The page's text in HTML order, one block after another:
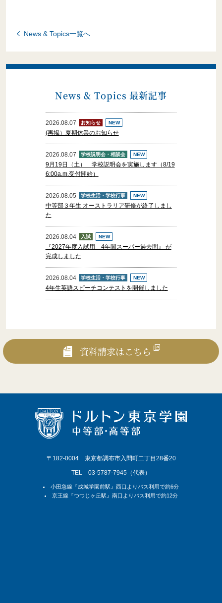
News & Topics一覧へ
News & Topics 最新記事
2026.08.07 お知らせ NEW
(再掲）夏期休業のお知らせ
2026.08.07 学校説明会・相談会 NEW
9月19日（土） 学校説明会を実施します（8/19
6:00a.m.受付開始）
2026.08.05 学校生活・学校行事 NEW
中等部３年生 オーストラリア研修が終了しまし
た
2026.08.04 入試 NEW
『2027年度入試用 4年間スーパー過去問』 が
完成しました
2026.08.04 学校生活・学校行事 NEW
4年生英語スピーチコンテストを開催しました
資料請求はこちら
〒182-0004 東京都調布市入間町二丁目28番20
TEL 03-5787-7945（代表）
小田急線『成城学園前駅』西口よりバス利用で約6分
京王線『つつじヶ丘駅』南口よりバス利用で約12分